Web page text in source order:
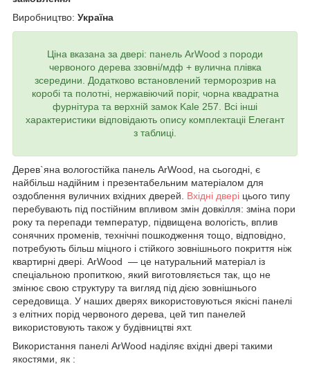
Виробництво: Україна
Ціна вказана за двері: панель ArWood з породи
червоного дерева ззовні/мдф + вулична плівка
зсередини. Додатково встановлений терморозрив на
коробі та полотні, нержавіючий поріг, чорна квадратна
фурнітура та верхній замок Kale 257. Всі інші
характеристики відповідають опису комплектаціі Елегант
з таблиці.
Дерев`яна вологостійка панель ArWood , на сьогодні, є
найбільш надійним і презентабельним матеріалом для
оздоблення вуличних вхідних дверей. Вхідні двері цього типу
перебувають під постійним впливом змін довкілля: зміна пори
року та перепади температур, підвищена вологість, вплив
сонячних променів, технічні пошкодження тощо, відповідно,
потребують більш міцного і стійкого зовнішнього покриття ніж
квартирні двері. ArWood — це натуральний матеріал із
спеціальною пропиткою, який виготовляється так, що не
змінює свою структуру та вигляд під дією зовнішнього
середовища. У наших дверях використовуються якісні панелі
з елітних порід червоного дерева, цей тип панелей
використовують також у будівництві яхт.
Використання панелі ArWood наділяє вхідні двері такими
якостями, як :